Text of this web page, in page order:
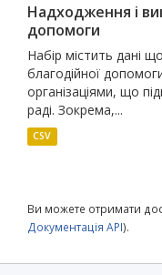
Надходження і
допомоги
Набір містить дані
благодійної
організаціями, що
раді. Зокрема,...
CSV
Ви можете отримати
Документація API).